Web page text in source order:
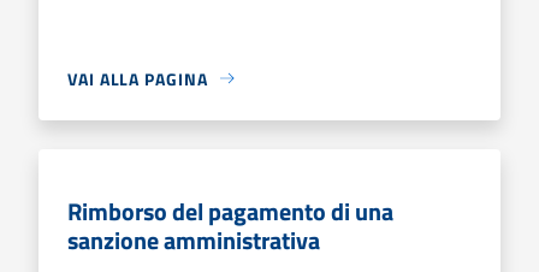
VAI ALLA PAGINA
Rimborso del pagamento di una
sanzione amministrativa